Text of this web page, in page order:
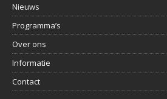
Nieuws
Programma’s
Over ons
Informatie
Contact